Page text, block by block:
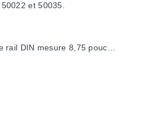
et 50035.
DIN mesure 8,75 pouces
à 45° pour améliorer la